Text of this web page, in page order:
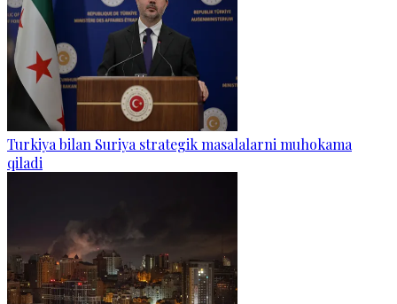
Turkiya bilan Suriya strategik masalalarni muhokama
qiladi